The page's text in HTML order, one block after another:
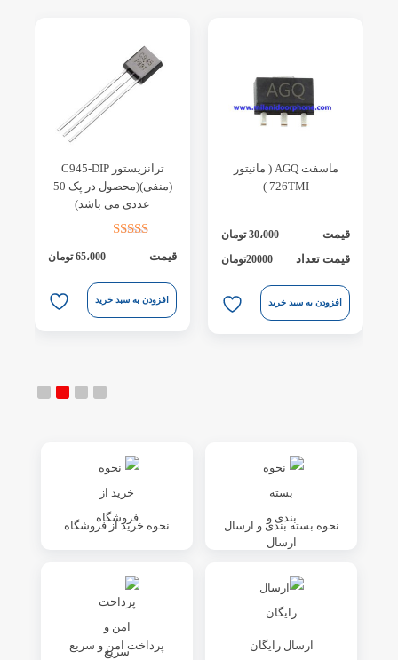
ماسفت AGQ ( مانیتور
726TMI )
قیمت 30،000 تومان
قیمت تعداد 20000تومان
افزودن به سبد خرید
ترانزیستور C945-DIP
(منفی)(محصول در پک 50
عددی می باشد)
قیمت 65،000 تومان
افزودن به سبد خرید
نحوه بسته بندی و ارسال نحوه خرید از فروشگاه
ارسال رایگان پرداخت امن و سریع